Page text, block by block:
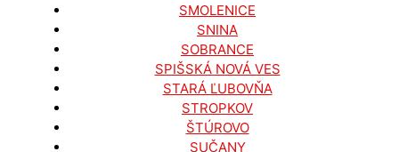
SMOLENICE
SNINA
SOBRANCE
SPIŠSKÁ NOVÁ VES
STARÁ ĽUBOVŇA
STROPKOV
ŠTÚROVO
SUČANY